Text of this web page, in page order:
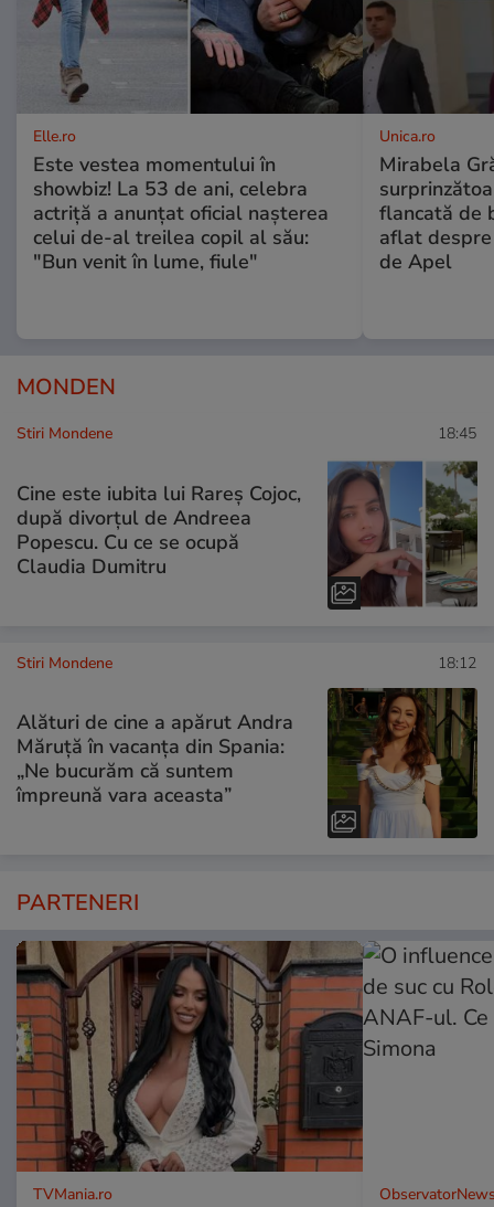
Elle.ro
Este vestea momentului în
showbiz! La 53 de ani, celebra
actriță a anunțat oficial nașterea
celui de-al treilea copil al său:
"Bun venit în lume, fiule"
Unica.ro
Mirabela
flancată de
aflat
de Apel
MONDEN
Stiri Mondene 18:45
Cine este iubita lui Rareș Cojoc,
după divorțul de Andreea
Popescu. Cu ce se ocupă
Claudia Dumitru
Stiri Mondene 18:12
Alături de cine a apărut Andra
Măruță în vacanța din Spania:
„Ne bucurăm că suntem
împreună vara aceasta”
PARTENERI
TVMania.ro